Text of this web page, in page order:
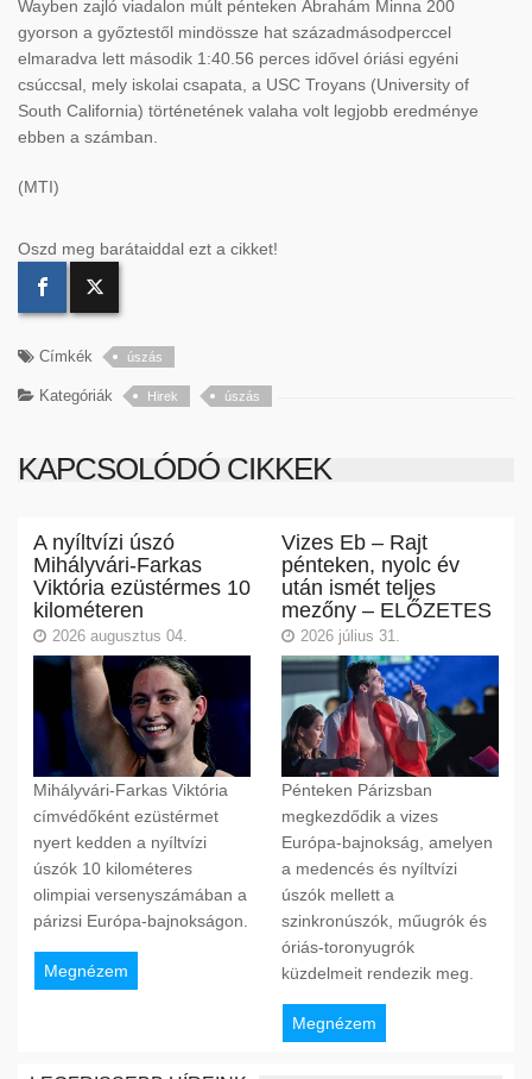
Wayben zajló viadalon múlt pénteken Ábrahám Minna 200
gyorson a győztestől mindössze hat századmásodperccel
elmaradva lett második 1:40.56 perces idővel óriási egyéni
csúccsal, mely iskolai csapata, a USC Troyans (University of
South California) történetének valaha volt legjobb eredménye
ebben a számban.
(MTI)
Oszd meg barátaiddal ezt a cikket!
Címkék úszás
Kategóriák Hirek úszás
KAPCSOLÓDÓ CIKKEK
A nyíltvízi úszó
Mihályvári-Farkas
Viktória ezüstérmes 10
kilométeren
2026 augusztus 04.
Mihályvári-Farkas Viktória
címvédőként ezüstérmet
nyert kedden a nyíltvízi
úszók 10 kilométeres
olimpiai versenyszámában a
párizsi Európa-bajnokságon.
Megnézem
Vizes Eb – Rajt
pénteken, nyolc év
után ismét teljes
mezőny – ELŐZETES
2026 július 31.
Pénteken Párizsban
megkezdődik a vizes
Európa-bajnokság, amelyen
a medencés és nyíltvízi
úszók mellett a
szinkronúszók, műugrók és
óriás-toronyugrók
küzdelmeit rendezik meg.
Megnézem